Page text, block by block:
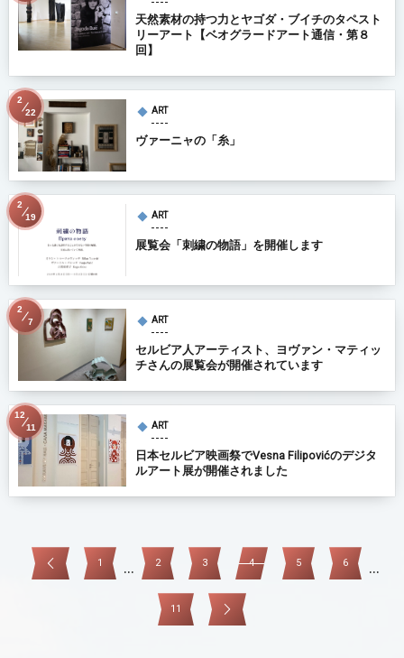
天然素材の持つ力とヤゴダ・ブイチのタペスト
リーアート【ベオグラードアート通信・第８
回】
ART
ヴァーニャの「糸」
2
22
ART
展覧会「刺繍の物語」を開催します
2
19
ART
セルビア人アーティスト、ヨヴァン・マティッ
チさんの展覧会が開催されています
2
7
ART
日本セルビア映画祭でVesna Filipovićのデジタ
ルアート展が開催されました
12
11
1 ... 2 3 4 5 6 ...
11